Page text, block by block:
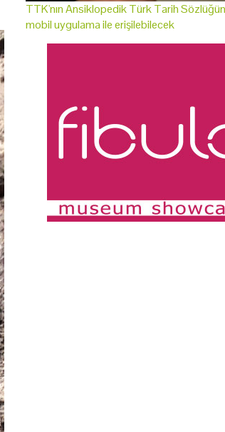
TTK'nın Ansiklopedik Türk Tarih
mobil uygulama ile erişilebilecek